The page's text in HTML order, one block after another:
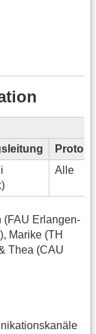
Alle
(FAU Erlangen-
Marike (TH
Thea (CAU